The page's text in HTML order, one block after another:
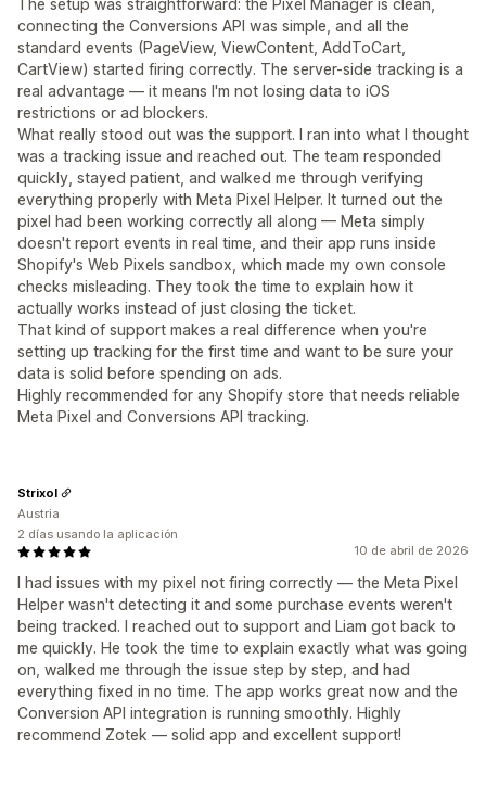
The setup was straightforward: the Pixel Manager is clean,
connecting the Conversions API was simple, and all the
standard events (PageView, ViewContent, AddToCart,
CartView) started firing correctly. The server-side tracking is a
real advantage — it means I'm not losing data to iOS
restrictions or ad blockers.
What really stood out was the support. I ran into what I thought
was a tracking issue and reached out. The team responded
quickly, stayed patient, and walked me through verifying
everything properly with Meta Pixel Helper. It turned out the
pixel had been working correctly all along — Meta simply
doesn't report events in real time, and their app runs inside
Shopify's Web Pixels sandbox, which made my own console
checks misleading. They took the time to explain how it
actually works instead of just closing the ticket.
That kind of support makes a real difference when you're
setting up tracking for the first time and want to be sure your
data is solid before spending on ads.
Highly recommended for any Shopify store that needs reliable
Meta Pixel and Conversions API tracking.
10 de abril de 2026
I had issues with my pixel not firing correctly — the Meta Pixel
Helper wasn't detecting it and some purchase events weren't
being tracked. I reached out to support and Liam got back to
me quickly. He took the time to explain exactly what was going
on, walked me through the issue step by step, and had
everything fixed in no time. The app works great now and the
Conversion API integration is running smoothly. Highly
recommend Zotek — solid app and excellent support!
Strixol
Austria
2 días usando la aplicación